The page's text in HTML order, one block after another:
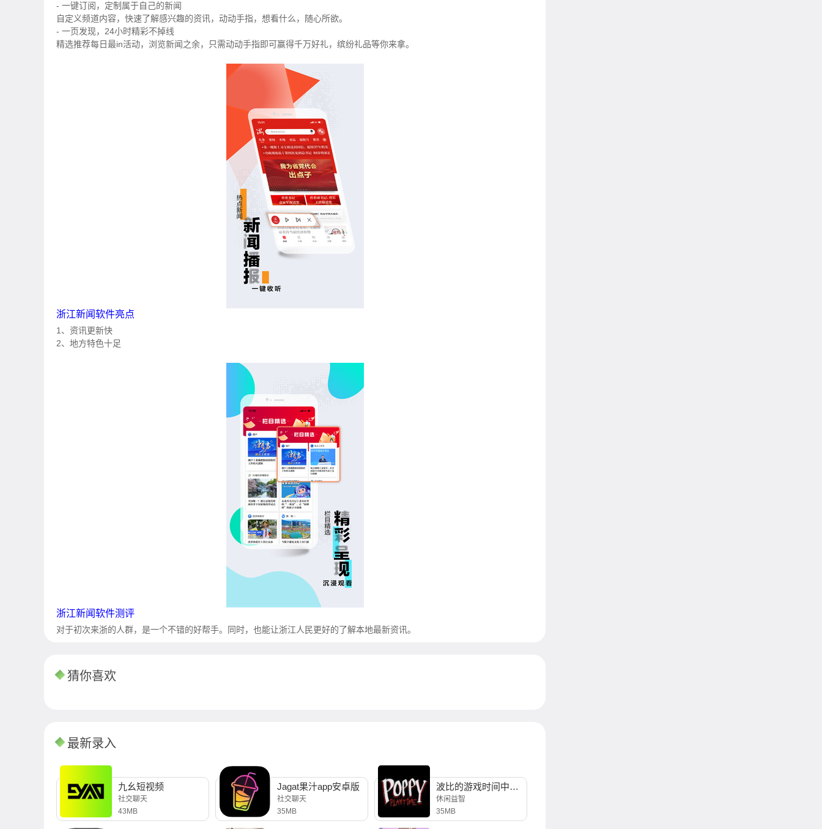
- 一键订阅，定制属于自己的新闻
自定义频道内容，快速了解感兴趣的资讯，动动手指，想看什么，随心所欲。
- 一页发现，24小时精彩不掉线
精选推荐每日最in活动，浏览新闻之余，只需动动手指即可赢得千万好礼，缤纷礼品等你来拿。
浙江新闻软件亮点
1、资讯更新快
2、地方特色十足
浙江新闻软件测评
对于初次来浙的人群，是一个不错的好帮手。同时，也能让浙江人民更好的了解本地最新资讯。
猜你喜欢
最新录入
九幺短视频
社交聊天
43MB
Jagat果汁app安卓版
社交聊天
35MB
波比的游戏时间中文版
休闲益智
35MB